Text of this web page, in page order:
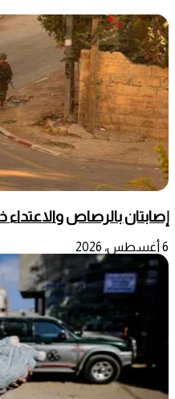
إصابتان بالرصاص والاعتداء
6 أغسطس، 2026